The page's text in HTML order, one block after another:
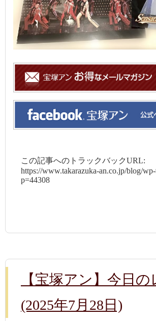
この記事へのトラックバックURL:
https://www.takarazuka-an.co.jp/blog/
p=44308
【宝塚アン】今日の
(2025年7月28日)